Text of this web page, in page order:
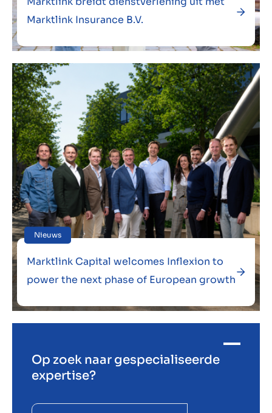
Marktlink Insurance B.V.
Nieuws
Marktlink Capital welcomes Inflexion to
power the next phase of European growth
Op zoek naar gespecialiseerde
expertise?